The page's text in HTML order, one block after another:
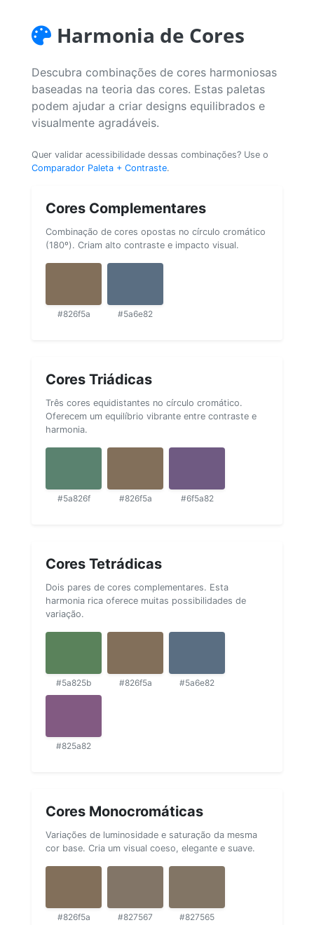
Harmonia de Cores
Descubra combinações de cores harmoniosas
baseadas na teoria das cores. Estas paletas
podem ajudar a criar designs equilibrados e
visualmente agradáveis.
Quer validar acessibilidade dessas combinações? Use o
Comparador Paleta + Contraste.
Cores Complementares
Combinação de cores opostas no círculo cromático
(180º). Criam alto contraste e impacto visual.
#826f5a #5a6e82
Cores Triádicas
Três cores equidistantes no círculo cromático.
Oferecem um equilíbrio vibrante entre contraste e
harmonia.
#5a826f #826f5a #6f5a82
Cores Tetrádicas
Dois pares de cores complementares. Esta
harmonia rica oferece muitas possibilidades de
variação.
#5a825b #826f5a #5a6e82
#825a82
Cores Monocromáticas
Variações de luminosidade e saturação da mesma
cor base. Cria um visual coeso, elegante e suave.
#826f5a #827567 #827565